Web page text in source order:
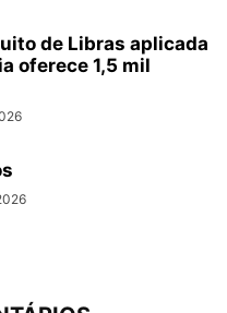
de Libras aplicada
oferece 1,5 mil